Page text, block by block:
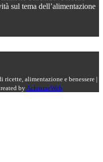
sul tema dell’alimentazione
alimentazione e benessere |
by AchromeWeb